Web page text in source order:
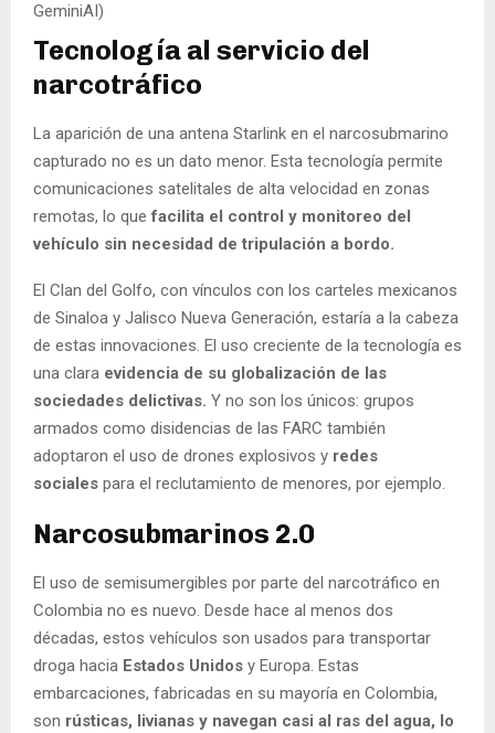
GeminiAI)
Tecnología al servicio del
narcotráfico
La aparición de una antena Starlink en el narcosubmarino
capturado no es un dato menor. Esta tecnología permite
comunicaciones satelitales de alta velocidad en zonas
remotas, lo quefacilita el control y monitoreo del
vehículo sin necesidad de tripulación a bordo.
El Clan del Golfo, con vínculos con los carteles mexicanos
de Sinaloa y Jalisco Nueva Generación, estaría a la cabeza
de estas innovaciones. El uso creciente de la tecnología es
una clara evidencia de su globalización de las
sociedades delictivas. Y no son los únicos: grupos
armados como disidencias de las FARC también
adoptaron el uso de drones explosivos y redes
sociales para el reclutamiento de menores, por ejemplo.
Narcosubmarinos 2.0
El uso de semisumergibles por parte del narcotráfico en
Colombia no es nuevo. Desde hace al menos dos
décadas, estos vehículos son usados para transportar
droga hacia Estados Unidos y Europa. Estas
embarcaciones, fabricadas en su mayoría en Colombia,
son rústicas, livianas y navegan casi al ras del agua, lo